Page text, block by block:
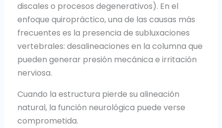
discales o procesos degenerativos). En el
enfoque quiropráctico, una de las causas más
frecuentes es la presencia de subluxaciones
vertebrales: desalineaciones en la columna que
pueden generar presión mecánica e irritación
nerviosa.
Cuando la estructura pierde su alineación
natural, la función neurológica puede verse
comprometida.